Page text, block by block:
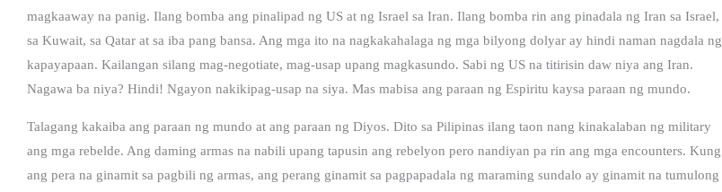
magkaaway na panig. Ilang bomba ang pinalipad ng US at ng Israel sa Iran. Ilang bomba rin ang pinadala ng Iran sa Israel,
sa Kuwait, sa Qatar at sa iba pang bansa. Ang mga ito na nagkakahalaga ng mga bilyong dolyar ay hindi naman nagdala ng
kapayapaan. Kailangan silang mag-negotiate, mag-usap upang magkasundo. Sabi ng US na titirisin daw niya ang Iran.
Nagawa ba niya? Hindi! Ngayon nakikipag-usap na siya. Mas mabisa ang paraan ng Espiritu kaysa paraan ng mundo.
Talagang kakaiba ang paraan ng mundo at ang paraan ng Diyos. Dito sa Pilipinas ilang taon nang kinakalaban ng military
ang mga rebelde. Ang daming armas na nabili upang tapusin ang rebelyon pero nandiyan pa rin ang mga encounters. Kung
ang pera na ginamit sa pagbili ng armas, ang perang ginamit sa pagpapadala ng maraming sundalo ay ginamit na tumulong